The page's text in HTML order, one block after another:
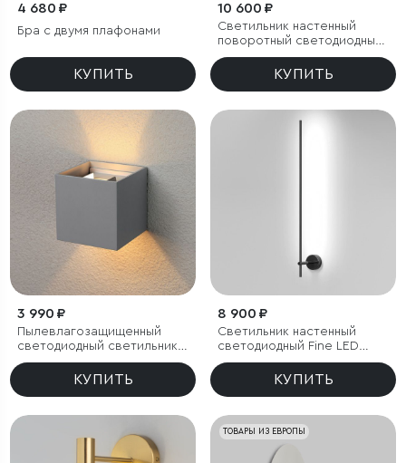
4 680 ₽
Бра с двумя плафонами
КУПИТЬ
10 600 ₽
Светильник настенный
поворотный светодиодный
Luar 900 черный жемчуг
КУПИТЬ
3 990 ₽
Пылевлагозащищенный
светодиодный светильник с
регулируемым углом
рассеивания Winner серый
КУПИТЬ
8 900 ₽
Светильник настенный
светодиодный Fine LED
4000К
КУПИТЬ
ТОВАРЫ ИЗ ЕВРОПЫ